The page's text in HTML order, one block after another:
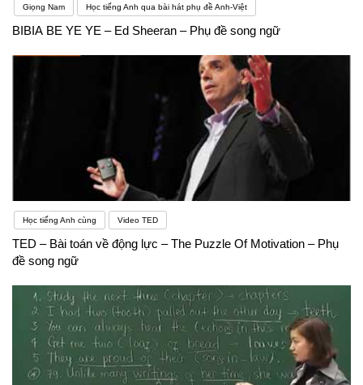
Giọng Nam Học tiếng Anh qua bài hát phụ đề Anh-Việt
BIBIA BE YE YE – Ed Sheeran – Phụ đề song ngữ
Học tiếng Anh cùng Video TED
TED – Bài toán về động lực – The Puzzle Of Motivation – Phụ
đề song ngữ